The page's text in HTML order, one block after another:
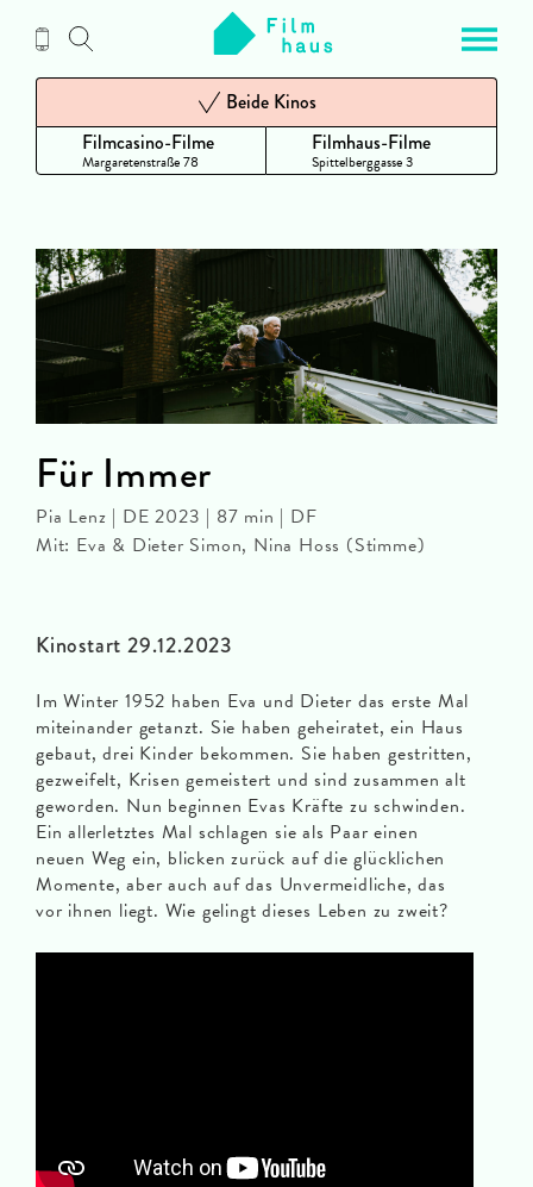
Inhalt
Filmcasino-Filme
Margaretenstraße 78
Beide Kinos
Filmhaus-Filme
Spittelberggasse 3
Kinostart 29.12.2023
Im Winter 1952 haben Eva und Dieter das erste Mal
miteinander getanzt. Sie haben geheiratet, ein Haus
gebaut, drei Kinder bekommen. Sie haben gestritten,
gezweifelt, Krisen gemeistert und sind zusammen alt
geworden. Nun beginnen Evas Kräfte zu schwinden.
Ein allerletztes Mal schlagen sie als Paar einen
neuen Weg ein, blicken zurück auf die glücklichen
Momente, aber auch auf das Unvermeidliche, das
vor ihnen liegt. Wie gelingt dieses Leben zu zweit?
Für Immer
Pia Lenz | DE 2023 | 87 min | DF
Mit: Eva & Dieter Simon, Nina Hoss (Stimme)